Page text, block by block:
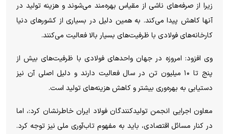
زیرا از صرفه‌های ناشی از مقیاس بهره‌مند می‌شوند و هزینه تولید در
آنها کاهش پیدا می‌کند. به همین دلیل در بسیاری از کشور‌های دنیا
کارخانه‌های فولادی با ظرفیت‌های بسیار بالا فعالیت می‌کنند.
وی افزود: امروزه در جهان واحد‌های فولادی با ظرفیت‌های بیش از
پنج تا ۱۰ میلیون تن در سال فعالیت دارند و دلیل اصلی آن نیز
دستیابی به بهره‌وری بیشتر و کاهش هزینه‌های تولید است.
معاون اجرایی انجمن تولیدکنندگان فولاد ایران خاطرنشان کرد:، اما
در کنار مسائل اقتصادی، باید به مفهوم تاب‌آوری ملی نیز توجه کرد.